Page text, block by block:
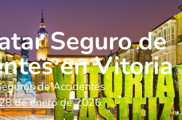
Seguro de
en Vitoria
de Accidentes
de enero de 2026